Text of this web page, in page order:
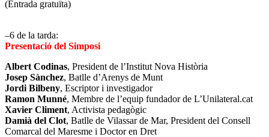
(Entrada gratuïta)
–6 de la tarda:
Presentació del Simposi
Albert Codinas, President de l’Institut Nova Història
Josep Sànchez, Batlle d’Arenys de Munt
Jordi Bilbeny, Escriptor i investigador
Ramon Munné, Membre de l’equip fundador de L’Unilateral.cat
Xavier Climent, Activista pedagògic
Damià del Clot, Batlle de Vilassar de Mar, President del Consell
Comarcal del Maresme i Doctor en Dret